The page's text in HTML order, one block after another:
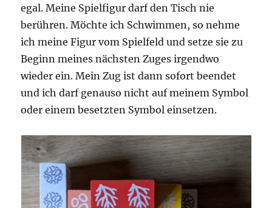
egal. Meine Spielfigur darf den Tisch nie
berühren. Möchte ich Schwimmen, so nehme
ich meine Figur vom Spielfeld und setze sie zu
Beginn meines nächsten Zuges irgendwo
wieder ein. Mein Zug ist dann sofort beendet
und ich darf genauso nicht auf meinem Symbol
oder einem besetzten Symbol einsetzen.